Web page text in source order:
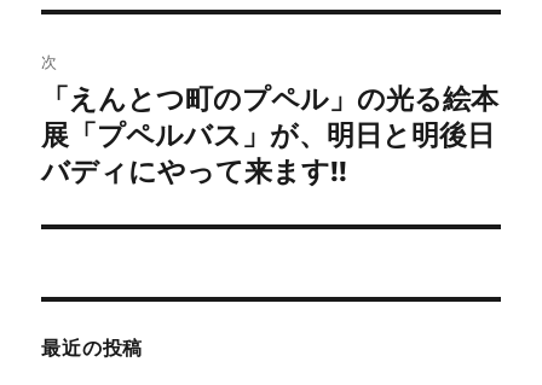
ゲ
ー
シ
ョ
ン
次
次
の
投
「えんとつ町のプペル」の光る絵本
展「プペルバス」が、明日と明後日
バディにやって来ます!!
最近の投稿